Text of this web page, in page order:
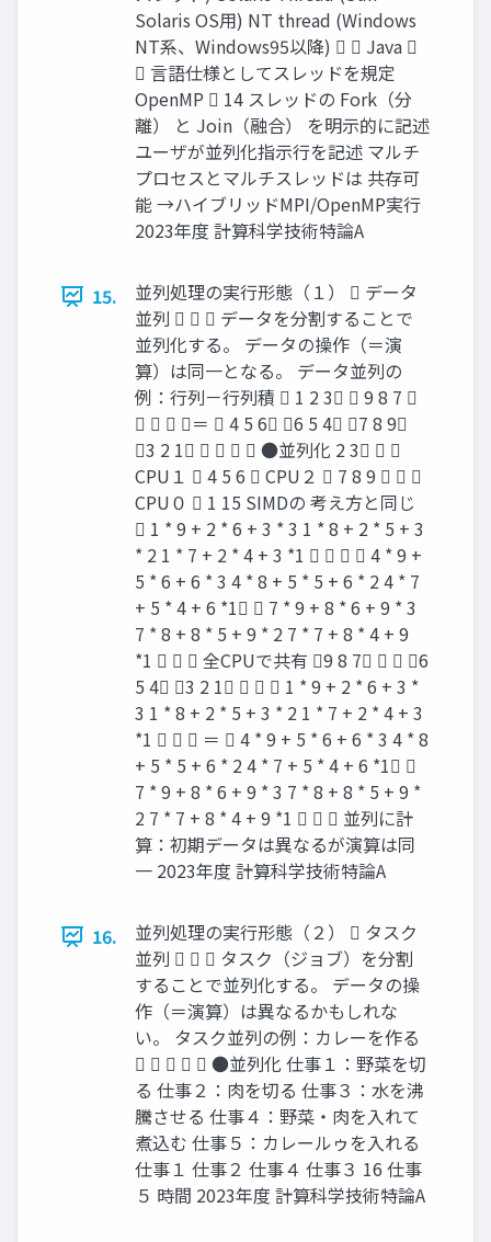
Solaris OS用) NT thread (Windows
NT系、Windows95以降)   Java 
 言語仕様としてスレッドを規定
OpenMP  14 スレッドの Fork（分
離） と Join（融合） を明示的に記述
ユーザが並列化指示行を記述 マルチ
プロセスとマルチスレッドは 共存可
能 →ハイブリッドMPI/OpenMP実行
2023年度 計算科学技術特論A
15.
並列処理の実行形態（１）  データ
並列    データを分割することで
並列化する。 データの操作（＝演
算）は同一となる。 データ並列の
例：行列－行列積  1 2 3  9 8 7 
   ＝  4 5 6 6 5 4 7 8 9
3 2 1     ●並列化 2 3  
CPU１  4 5 6  CPU２  7 8 9   
CPU０  1 15 SIMDの 考え方と同じ
 1 * 9 + 2 * 6 + 3 * 3 1 * 8 + 2 * 5 + 3
* 2 1 * 7 + 2 * 4 + 3 *1     4 * 9 +
5 * 6 + 6 * 3 4 * 8 + 5 * 5 + 6 * 2 4 * 7
+ 5 * 4 + 6 *1  7 * 9 + 8 * 6 + 9 * 3
7 * 8 + 8 * 5 + 9 * 2 7 * 7 + 8 * 4 + 9
*1    全CPUで共有 9 8 7   6
5 4 3 2 1    1 * 9 + 2 * 6 + 3 *
3 1 * 8 + 2 * 5 + 3 * 2 1 * 7 + 2 * 4 + 3
*1    ＝  4 * 9 + 5 * 6 + 6 * 3 4 * 8
+ 5 * 5 + 6 * 2 4 * 7 + 5 * 4 + 6 *1 
7 * 9 + 8 * 6 + 9 * 3 7 * 8 + 8 * 5 + 9 *
2 7 * 7 + 8 * 4 + 9 *1    並列に計
算：初期データは異なるが演算は同
一 2023年度 計算科学技術特論A
16.
並列処理の実行形態（２）  タスク
並列    タスク（ジョブ）を分割
することで並列化する。 データの操
作（＝演算）は異なるかもしれな
い。 タスク並列の例：カレーを作る
     ●並列化 仕事１：野菜を切
る 仕事２：肉を切る 仕事３：水を沸
騰させる 仕事４：野菜・肉を入れて
煮込む 仕事５：カレールゥを入れる
仕事１ 仕事２ 仕事４ 仕事３ 16 仕事
５ 時間 2023年度 計算科学技術特論A